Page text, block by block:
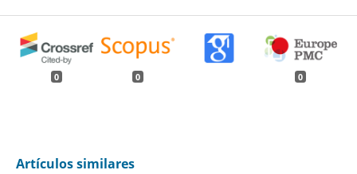
0 0 0
Artículos similares